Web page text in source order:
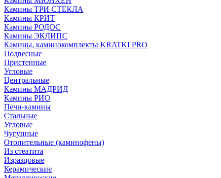
Камины ТРИ СТЕКЛА
Камины КРИТ
Камины РОДОС
Камины ЭКЛИПС
Камины, каминокомплекты KRATKI PRO
Подвесные
Пристенные
Угловые
Центральные
Камины МАДРИД
Камины РИО
Печи-камины
Стальные
Угловые
Чугунные
Отопительные (каминофены)
Из стеатита
Изразцовые
Керамические